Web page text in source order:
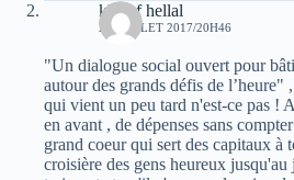
khelaf hellal
28 JUILLET 2017/20H46
"Un dialogue social ouvert pour
autour des grands défis de l’heure"
qui vient un peu tard n'est-ce pas !
en avant , de dépenses sans
grand coeur qui sert des capitaux à
croisière des gens heureux jusqu'au